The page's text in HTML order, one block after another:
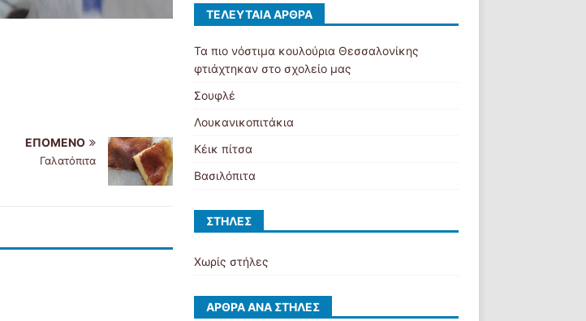
ΕΠΌΜΕΝΟ
Γαλατόπιτα
ΤΕΛΕΥΤΑΊΑ ΆΡΘΡΑ
Τα πιο νόστιμα κουλούρια Θεσσαλονίκης
φτιάχτηκαν στο σχολείο μας
Σουφλέ
Λουκανικοπιτάκια
Κέικ πίτσα
Βασιλόπιτα
ΣΤΉΛΕΣ
Χωρίς στήλες
ΆΡΘΡΑ ΑΝΆ ΣΤΉΛΕΣ